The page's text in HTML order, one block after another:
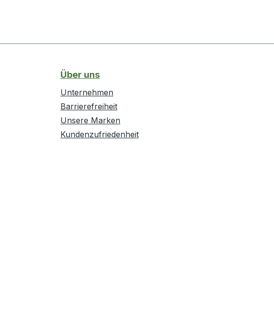
Über uns
Unternehmen
Barrierefreiheit
Unsere Marken
Kundenzufriedenheit